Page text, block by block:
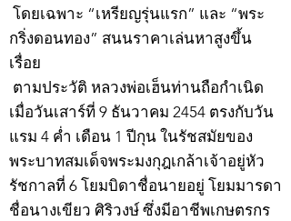
โดยเฉพาะ “เหรียญรุ่นแรก” และ “พระ
กริ่งดอนทอง” สนนราคาเล่นหาสูงขึ้น
เรื่อย
ตามประวัติ หลวงพ่อเฮ็นท่านถือกำเนิด
เมื่อวันเสาร์ที่ 9 ธันวาคม 2454 ตรงกับวัน
แรม 4 ค่ำ เดือน 1 ปีกุน ในรัชสมัยของ
พระบาทสมเด็จพระมงกุฎเกล้าเจ้าอยู่หัว
รัชกาลที่ 6 โยมบิดาชื่อนายอยู่ โยมมารดา
ชื่อนางเขียว ศิริวงษ์ ซึ่งมีอาชีพเกษตรกร